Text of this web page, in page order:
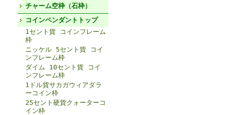
チャーム空枠（石枠）
コインペンダントトップ
1セント貨 コインフレーム
枠
ニッケル 5セント貨 コイ
ンフレーム枠
ダイム 10セント貨 コイ
ンフレーム枠
1ドル貨サカガウィアダラ
ーコイン枠
25セント硬貨クォーターコ
イン枠